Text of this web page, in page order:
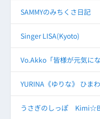
SAMMYのみちくさ日記
Singer LISA(Kyoto)
Vo.Akko「皆様が元気に
YURINA《ゆりな》 ひま
うさぎのしっぽ